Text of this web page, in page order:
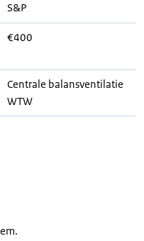
S&P
€400
Centrale balansventilatie
WTW